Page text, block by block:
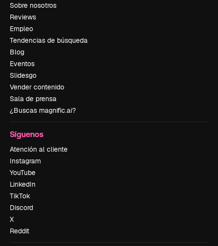
Sobre nosotros
Reviews
Empleo
Tendencias de búsqueda
Blog
Eventos
Slidesgo
Vender contenido
Sala de prensa
¿Buscas magnific.ai?
Síguenos
Atención al cliente
Instagram
YouTube
LinkedIn
TikTok
Discord
X
Reddit